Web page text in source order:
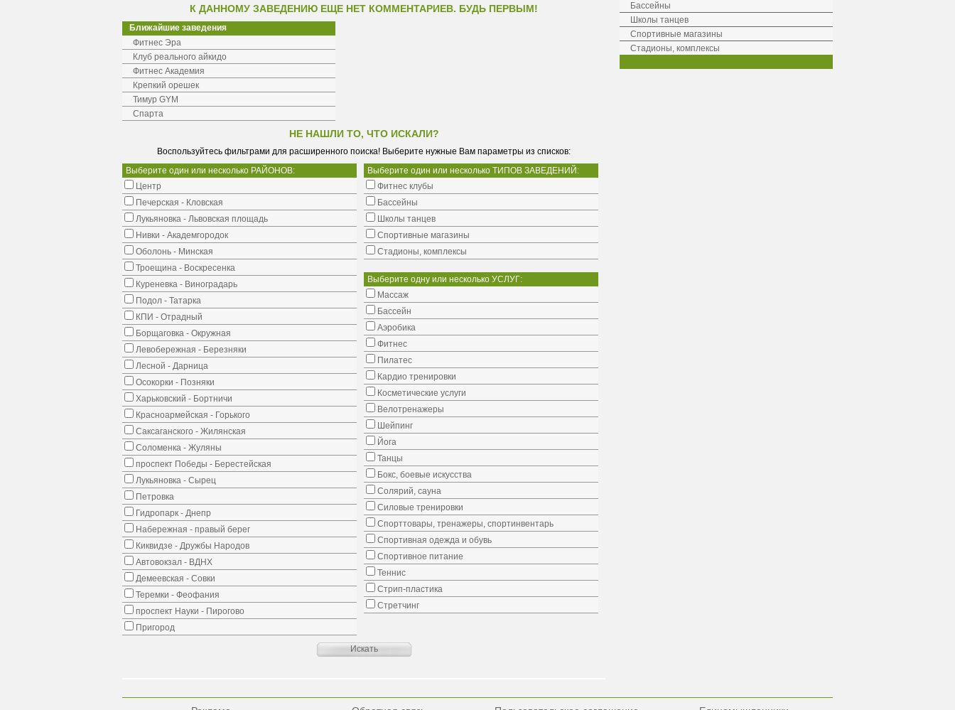
К ДАННОМУ ЗАВЕДЕНИЮ ЕЩЕ НЕТ КОММЕНТАРИЕВ. БУДЬ ПЕРВЫМ!
Ближайшие заведения
Фитнес Эра
Клуб реального айкидо
Фитнес Академия
Крепкий орешек
Тимур GYM
Спарта
НЕ НАШЛИ ТО, ЧТО ИСКАЛИ?
Воспользуйтесь фильтрами для расширенного поиска! Выберите нужные Вам параметры из списков:
Выберите один или несколько РАЙОНОВ:
Центр
Печерская - Кловская
Лукьяновка - Львовская площадь
Нивки - Академгородок
Оболонь - Минская
Троещина - Воскресенка
Куреневка - Виноградарь
Подол - Татарка
КПИ - Отрадный
Борщаговка - Окружная
Левобережная - Березняки
Лесной - Дарница
Осокорки - Позняки
Харьковский - Бортничи
Красноармейская - Горького
Саксаганского - Жилянская
Соломенка - Жуляны
проспект Победы - Берестейская
Лукьяновка - Сырец
Петровка
Гидропарк - Днепр
Набережная - правый берег
Киквидзе - Дружбы Народов
Автовокзал - ВДНХ
Демеевская - Совки
Теремки - Феофания
проспект Науки - Пирогово
Пригород
Выберите один или несколько ТИПОВ ЗАВЕДЕНИЙ:
Фитнес клубы
Бассейны
Школы танцев
Cпортивные магазины
Стадионы, комплексы
Выберите одну или несколько УСЛУГ:
Массаж
Бассейн
Аэробика
Фитнес
Пилатес
Кардио тренировки
Косметические услуги
Велотренажеры
Шейпинг
Йога
Танцы
Бокс, боевые искусства
Солярий, сауна
Силовые тренировки
Спорттовары, тренажеры, спортинвентарь
Спортивная одежда и обувь
Спортивное питание
Теннис
Стрип-пластика
Стретчинг
Бассейны
Школы танцев
Cпортивные магазины
Стадионы, комплексы